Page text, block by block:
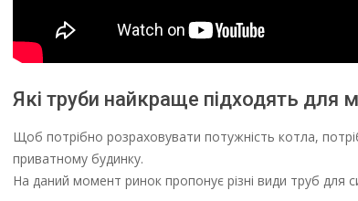
Які труби найкраще підходять для
Щоб потрібно розраховувати потужність котла,
приватному будинку.
На даний момент ринок пропонує різні види труб для